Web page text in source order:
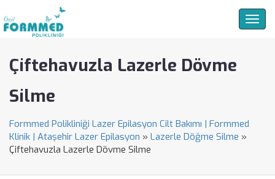
Çiftehavuzla Lazerle Dövme
Silme
Formmed Polikliniği Lazer Epilasyon Cilt Bakımı | Formmed
Klinik | Ataşehir Lazer Epilasyon » Lazerle Döğme Silme »
Çiftehavuzla Lazerle Dövme Silme